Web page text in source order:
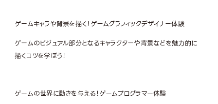
ゲームキャラや背景を描く！ゲームグラフィックデザイナー体験
ゲームのビジュアル部分となるキャラクターや背景などを魅力的に
描くコツを学ぼう！
ゲームの世界に動きを与える！ゲームプログラマー体験